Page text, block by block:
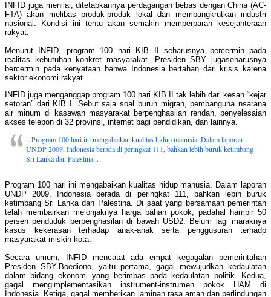
INFID juga menilai, ditetapkannya perdagangan bebas dengan China (AC-
FTA) akan melibas produk-produk lokal dan membangkrutkan industri
nasional. Kondisi ini tentu akan semakin memperparah kesejahteraan
rakyat.
Menurut INFID, program 100 hari KIB II seharusnya bercermin pada
realitas kebutuhan konkret masyarakat. Presiden SBY jugaseharusnya
bercermin pada kenyataan bahwa Indonesia bertahan dari krisis karena
sektor ekonomi rakyat.
INFID juga menganggap program 100 hari KIB II tak lebih dari kesan “kejar
setoran” dari KIB I. Sebut saja soal buruh migran, pembanguna nsarana
air minum di kasawan masyarakat berpenghasilan rendah, penyelesaian
akses telepon di 32 provinsi, internet bagi pendidikan, dan lainnya.
...Program 100 hari ini mengabaikan kualitas hidup manusia. Dalam laporan
UNDP 2009, Indonesia berada di peringkat 111, bahkan lebih buruk ketimbang
Sri Lanka dan Palestina...
Program 100 hari ini mengabaikan kualitas hidup manusia. Dalam laporan
UNDP 2009, Indonesia berada di peringkat 111, bahkan lebih buruk
ketimbang Sri Lanka dan Palestina. Di saat yang bersamaan pemerintah
telah membairkan melonjaknya harga bahan pokok, padahal hampir 50
persen penduduk berpenghasilan di bawah USD2. Belum lagi maraknya
kasus kekerasan terhadap anak-anak serta penggusuran terhadp
masyarakat miskin kota.
Secara umum, INFID mencatat ada empat kegagalan pemerintahan
Presiden SBY-Boediono, yaitu pertama, gagal mewujudkan kedaulatan
dalam bidang ekonomi yang berimbas pada kedaulatan politik. Kedua,
gagal mengimplementasikan instrument-instrumen pokok HAM di
Indonesia. Ketiga, gagal memberikan jaminan rasa aman dan perlindungan